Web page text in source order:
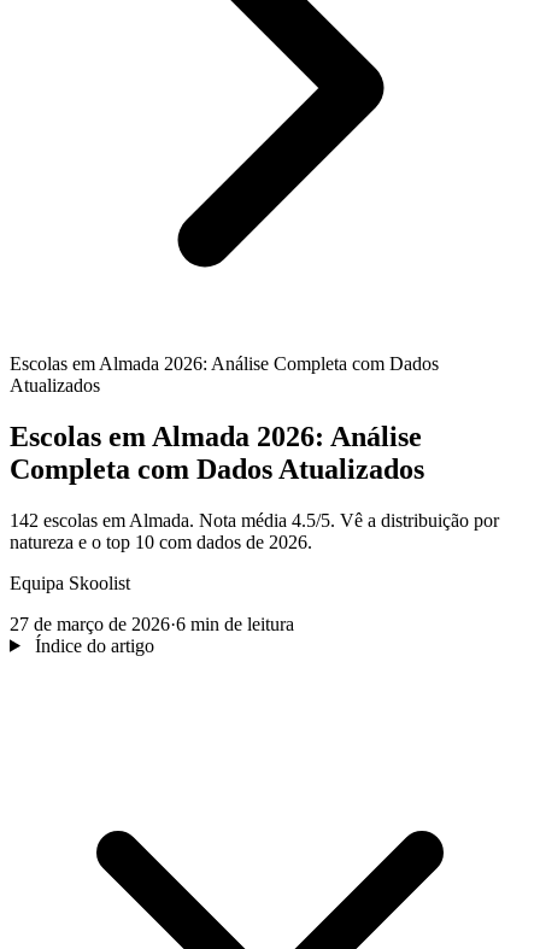
Escolas em Almada 2026: Análise Completa com Dados
Atualizados
Escolas em Almada 2026: Análise
Completa com Dados Atualizados
142 escolas em Almada. Nota média 4.5/5. Vê a distribuição por
natureza e o top 10 com dados de 2026.
Equipa Skoolist
27 de março de 2026·6 min de leitura
Índice do artigo